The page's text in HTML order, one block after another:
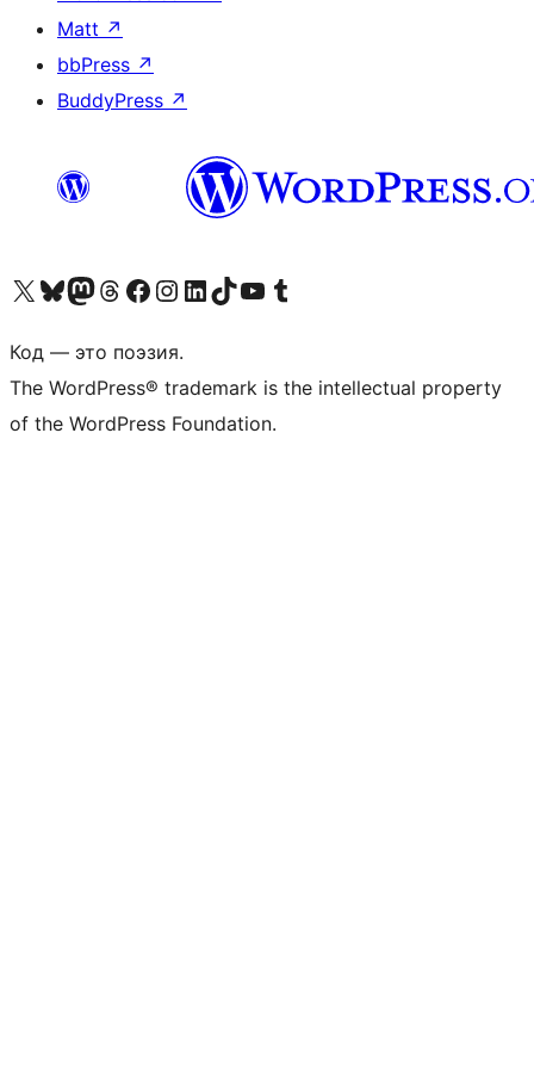
Matt ↗
bbPress ↗
BuddyPress ↗
Посетите нас в X (ранее Twitter)
Посетите нашу учётную запись в Bluesky
Посетите нашу ленту в Mastodon
Посетите нашу учётную запись в Threads
Посетите нашу страницу на Facebook
Посетите наш Instagram
Посетите нашу страницу в LinkedIn
Посетите нашу учётную запись в TikTok
Посетите наш канал YouTube
Посетите нашу учётную запись в Tumblr
Код — это поэзия.
The WordPress® trademark is the intellectual property
of the WordPress Foundation.